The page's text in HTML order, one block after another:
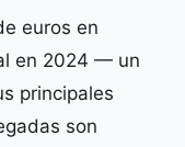
euros en
en 2024 — un
principales
son